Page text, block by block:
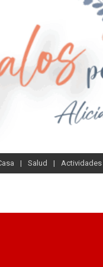
Salud Actividades